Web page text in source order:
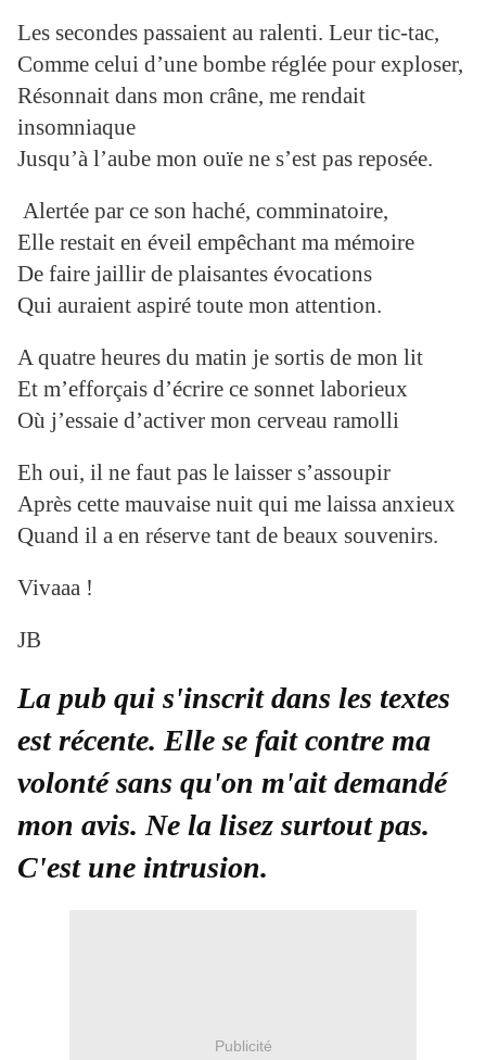
Les secondes passaient au ralenti. Leur tic-tac,
Comme celui d’une bombe réglée pour exploser,
Résonnait dans mon crâne, me rendait
insomniaque
Jusqu’à l’aube mon ouïe ne s’est pas reposée.
Alertée par ce son haché, comminatoire,
Elle restait en éveil empêchant ma mémoire
De faire jaillir de plaisantes évocations
Qui auraient aspiré toute mon attention.
A quatre heures du matin je sortis de mon lit
Et m’efforçais d’écrire ce sonnet laborieux
Où j’essaie d’activer mon cerveau ramolli
Eh oui, il ne faut pas le laisser s’assoupir
Après cette mauvaise nuit qui me laissa anxieux
Quand il a en réserve tant de beaux souvenirs.
Vivaaa !
JB
La pub qui s'inscrit dans les textes
est récente. Elle se fait contre ma
volonté sans qu'on m'ait demandé
mon avis. Ne la lisez surtout pas.
C'est une intrusion.
Publicité